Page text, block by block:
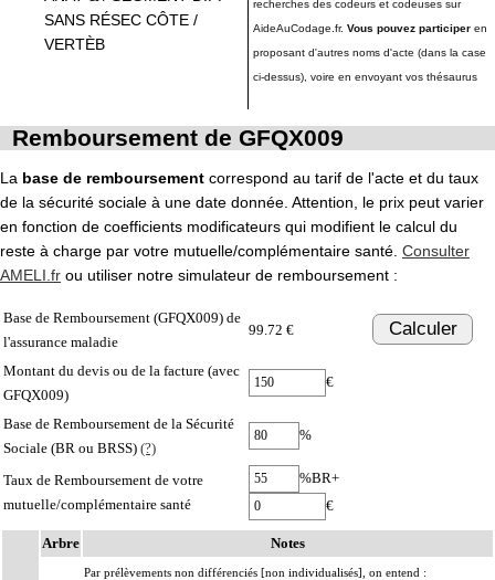
SANS RÉSEC CÔTE /
VERTÈB
recherches des codeurs et codeuses sur
AideAuCodage.fr. Vous pouvez participer en
proposant d'autres noms d'acte (dans la case
ci-dessus), voire en envoyant vos thésaurus
Remboursement de GFQX009
La base de remboursement correspond au tarif de l'acte et du taux
de la sécurité sociale à une date donnée. Attention, le prix peut varier
en fonction de coefficients modificateurs qui modifient le calcul du
reste à charge par votre mutuelle/complémentaire santé. Consulter
AMELI.fr ou utiliser notre simulateur de remboursement :
Base de Remboursement (GFQX009) de
l'assurance maladie
99.72 € Calculer
Montant du devis ou de la facture (avec
GFQX009)
€
Base de Remboursement de la Sécurité
Sociale (BR ou BRSS) (?)
%
Taux de Remboursement de votre
mutuelle/complémentaire santé
%BR+
€
Arbre Notes
Par prélèvements non différenciés [non individualisés], on entend :